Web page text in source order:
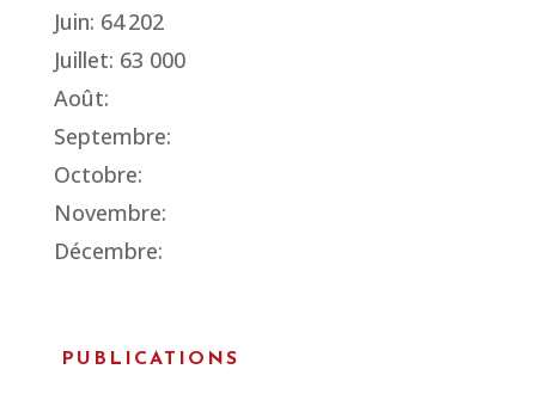
Juin: 64 202
Juillet: 63 000
Août:
Septembre:
Octobre:
Novembre:
Décembre:
PUBLICATIONS